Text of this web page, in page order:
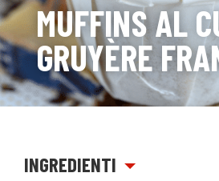
MUFFINS AL
GRUYÈRE
INGREDIENTI